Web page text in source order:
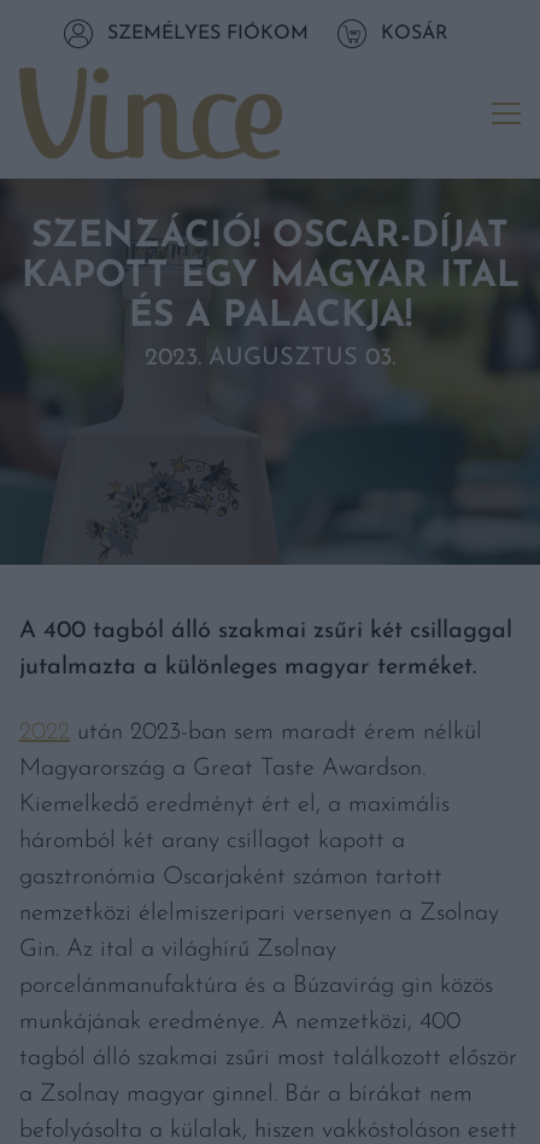
Tovább a tartalomhozSZEMÉLYES FIÓKOM KOSÁR
SZENZÁCIÓ! OSCAR-DÍJAT
KAPOTT EGY MAGYAR ITAL
ÉS A PALACKJA!
2023. AUGUSZTUS 03.
A 400 tagból álló szakmai zsűri két csillaggal
jutalmazta a különleges magyar terméket.
2022 után 2023-ban sem maradt érem nélkül
Magyarország a Great Taste Awardson.
Kiemelkedő eredményt ért el, a maximális
háromból két arany csillagot kapott a
gasztronómia Oscarjaként számon tartott
nemzetközi élelmiszeripari versenyen a Zsolnay
Gin. Az ital a világhírű Zsolnay
porcelánmanufaktúra és a Búzavirág gin közös
munkájának eredménye. A nemzetközi, 400
tagból álló szakmai zsűri most találkozott először
a Zsolnay magyar ginnel. Bár a bírákat nem
befolyásolta a külalak, hiszen vakkóstoláson esett